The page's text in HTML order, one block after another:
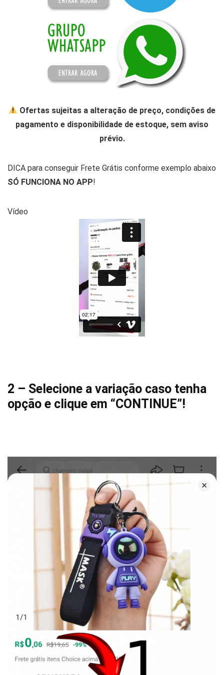
Ofertas sujeitas a alteração de preço, condições de
pagamento e disponibilidade de estoque, sem aviso
prévio.
DICA para conseguir Frete Grátis conforme exemplo abaixo
SÓ FUNCIONA NO APP!
Vídeo
2 – Selecione a variação caso tenha
opção e clique em “CONTINUE”!